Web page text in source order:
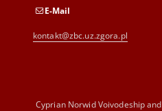
E-Mail
kontakt@zbc.uz.zgora.pl
Cyprian Norwid Voivodeship and